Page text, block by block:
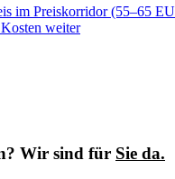
im Preiskorridor (55–65
weiter
Wir sind für Sie da.